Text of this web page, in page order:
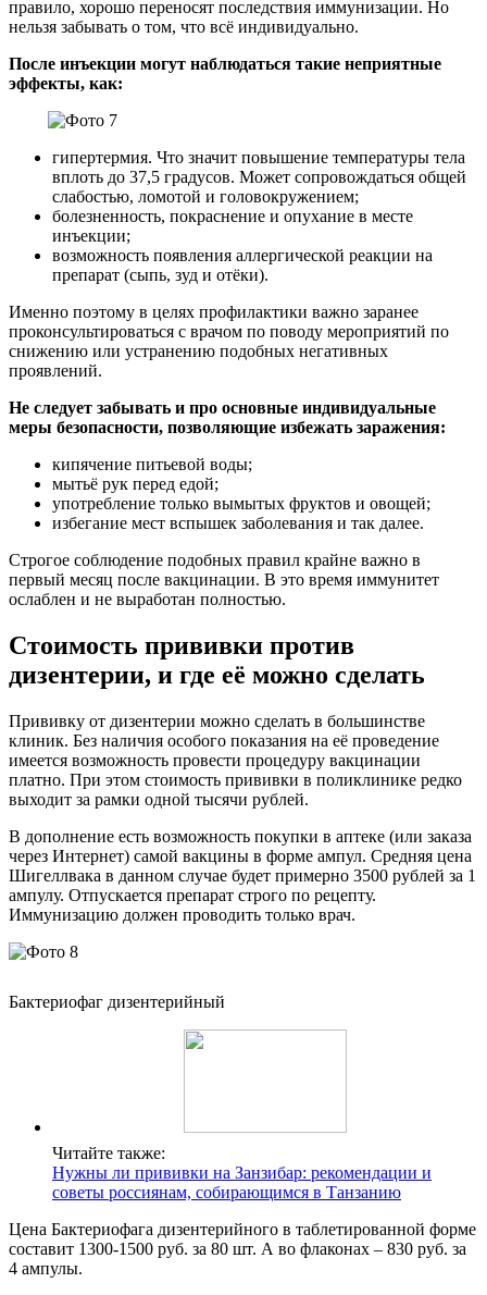
правило, хорошо переносят последствия иммунизации. Но
нельзя забывать о том, что всё индивидуально.
После инъекции могут наблюдаться такие неприятные
эффекты, как:
гипертермия. Что значит повышение температуры тела
вплоть до 37,5 градусов. Может сопровождаться общей
слабостью, ломотой и головокружением;
болезненность, покраснение и опухание в месте
инъекции;
возможность появления аллергической реакции на
препарат (сыпь, зуд и отёки).
Именно поэтому в целях профилактики важно заранее
проконсультироваться с врачом по поводу мероприятий по
снижению или устранению подобных негативных
проявлений.
Не следует забывать и про основные индивидуальные
меры безопасности, позволяющие избежать заражения:
кипячение питьевой воды;
мытьё рук перед едой;
употребление только вымытых фруктов и овощей;
избегание мест вспышек заболевания и так далее.
Строгое соблюдение подобных правил крайне важно в
первый месяц после вакцинации. В это время иммунитет
ослаблен и не выработан полностью.
Стоимость прививки против
дизентерии, и где её можно сделать
Прививку от дизентерии можно сделать в большинстве
клиник. Без наличия особого показания на её проведение
имеется возможность провести процедуру вакцинации
платно. При этом стоимость прививки в поликлинике редко
выходит за рамки одной тысячи рублей.
В дополнение есть возможность покупки в аптеке (или заказа
через Интернет) самой вакцины в форме ампул. Средняя цена
Шигеллвака в данном случае будет примерно 3500 рублей за 1
ампулу. Отпускается препарат строго по рецепту.
Иммунизацию должен проводить только врач.
Бактериофаг дизентерийный
Читайте также:
Нужны ли прививки на Занзибар: рекомендации и
советы россиянам, собирающимся в Танзанию
Цена Бактериофага дизентерийного в таблетированной форме
составит 1300-1500 руб. за 80 шт. А во флаконах – 830 руб. за
4 ампулы.